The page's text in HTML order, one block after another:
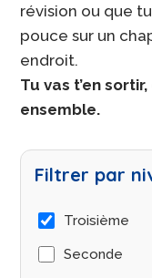
révision ou que
pouce sur un
endroit.
Tu vas t’en
ensemble.
Filtrer par
Troisième
Seconde